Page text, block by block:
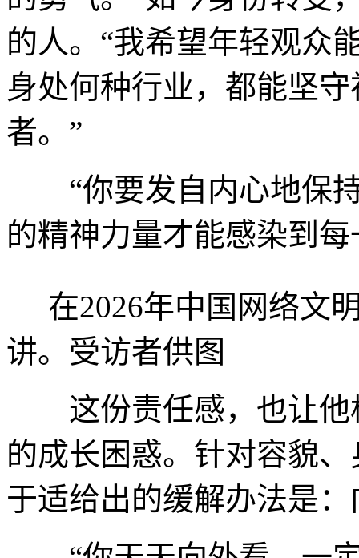
的人。“我希望年轻观众
身处何种行业，都能坚
者。”
“你要发自内心地保持
的精神力量才能感染到每
在2026年中国网络文
讲。受访者供图
这份责任感，也让他
的成长困惑。针对容貌
于适给出的缓解办法是